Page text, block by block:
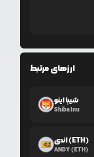
ارزهای مرتبط
شیبا اینو
Shiba Inu
اندی (ETH)
ANDY (ETH)